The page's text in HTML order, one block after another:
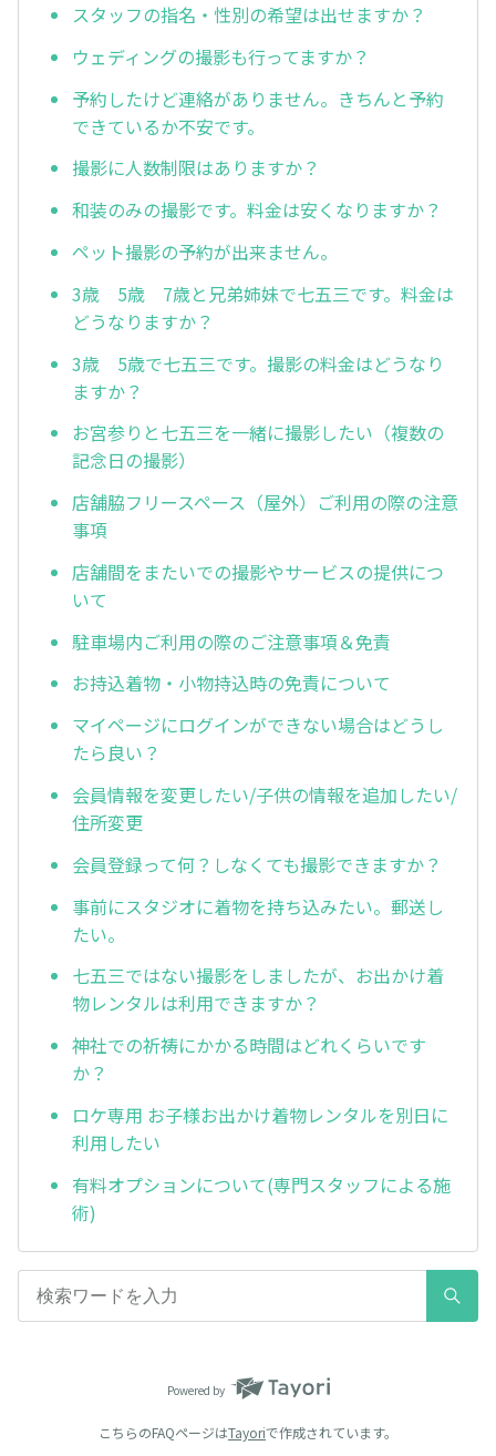
スタッフの指名・性別の希望は出せますか？
ウェディングの撮影も行ってますか？
予約したけど連絡がありません。きちんと予約
できているか不安です。
撮影に人数制限はありますか？
和装のみの撮影です。料金は安くなりますか？
ペット撮影の予約が出来ません。
3歳 5歳 7歳と兄弟姉妹で七五三です。料金は
どうなりますか？
3歳 5歳で七五三です。撮影の料金はどうなり
ますか？
お宮参りと七五三を一緒に撮影したい（複数の
記念日の撮影）
店舗脇フリースペース（屋外）ご利用の際の注意
事項
店舗間をまたいでの撮影やサービスの提供につ
いて
駐車場内ご利用の際のご注意事項＆免責
お持込着物・小物持込時の免責について
マイページにログインができない場合はどうし
たら良い？
会員情報を変更したい/子供の情報を追加したい/
住所変更
会員登録って何？しなくても撮影できますか？
事前にスタジオに着物を持ち込みたい。郵送し
たい。
七五三ではない撮影をしましたが、お出かけ着
物レンタルは利用できますか？
神社での祈祷にかかる時間はどれくらいです
か？
ロケ専用 お子様お出かけ着物レンタルを別日に
利用したい
有料オプションについて(専門スタッフによる施
術)
Powered by
こちらのFAQページはTayoriで作成されています。